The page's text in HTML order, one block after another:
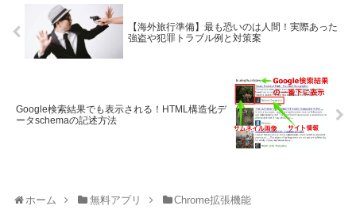
【海外旅行準備】最も恐いのは人間！実際あった
強盗や犯罪トラブル例と対策案
Google検索結果でも表示される！HTML構造化デ
ータschemaの記述方法
ホーム 無料アプリ Chrome拡張機能